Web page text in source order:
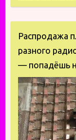
Распродажа
разного
— попадёшь